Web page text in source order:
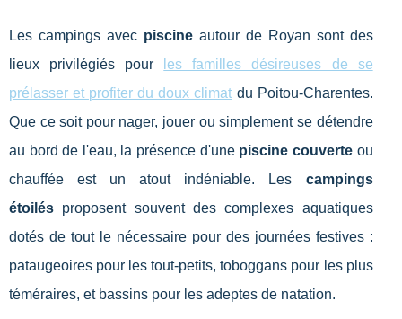
Les campings avec piscineautour de Royan sont des
lieux privilégiés pour
les familles désireuses de se
prélasser et profiter du doux climat du Poitou-Charentes.
Que ce soit pour nager, jouer ou simplement se détendre
au bord de l'eau, la présence d'une piscine couverteou
chauffée est un atout indéniable. Les campings
étoilés proposent souvent des complexes aquatiques
dotés de tout le nécessaire pour des journées festives :
pataugeoires pour les tout-petits, toboggans pour les plus
téméraires, et bassins pour les adeptes de natation.